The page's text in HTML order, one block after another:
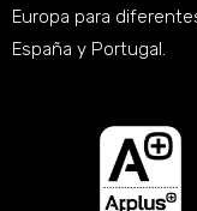
Europa para
España y Portugal.